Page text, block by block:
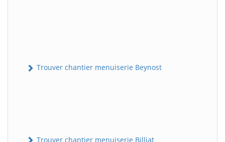
Trouver chantier menuiserie Beynost
Trouver chantier menuiserie Billiat